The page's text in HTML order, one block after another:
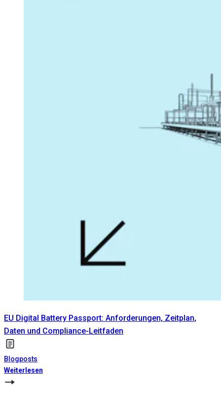
EU Digital Battery Passport: Anforderungen, Zeitplan,
Daten und Compliance-Leitfaden
Blogposts
Weiterlesen